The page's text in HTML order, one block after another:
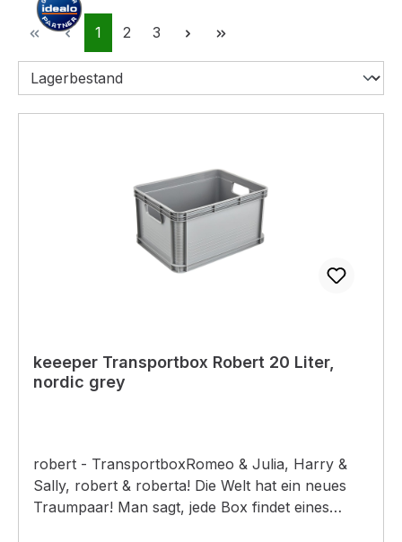
Seite
1 Seite
2 Seite
3
keeeper Transportbox Robert 20 Liter,
nordic grey
robert - TransportboxRomeo & Julia, Harry &
Sally, robert & roberta! Die Welt hat ein neues
Traumpaar! Man sagt, jede Box findet eines